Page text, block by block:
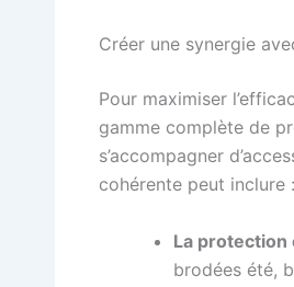
Créer une synergie
Pour maximiser
gamme complète de
s’accompagner
cohérente peut inclure :
La protection
brodées été,